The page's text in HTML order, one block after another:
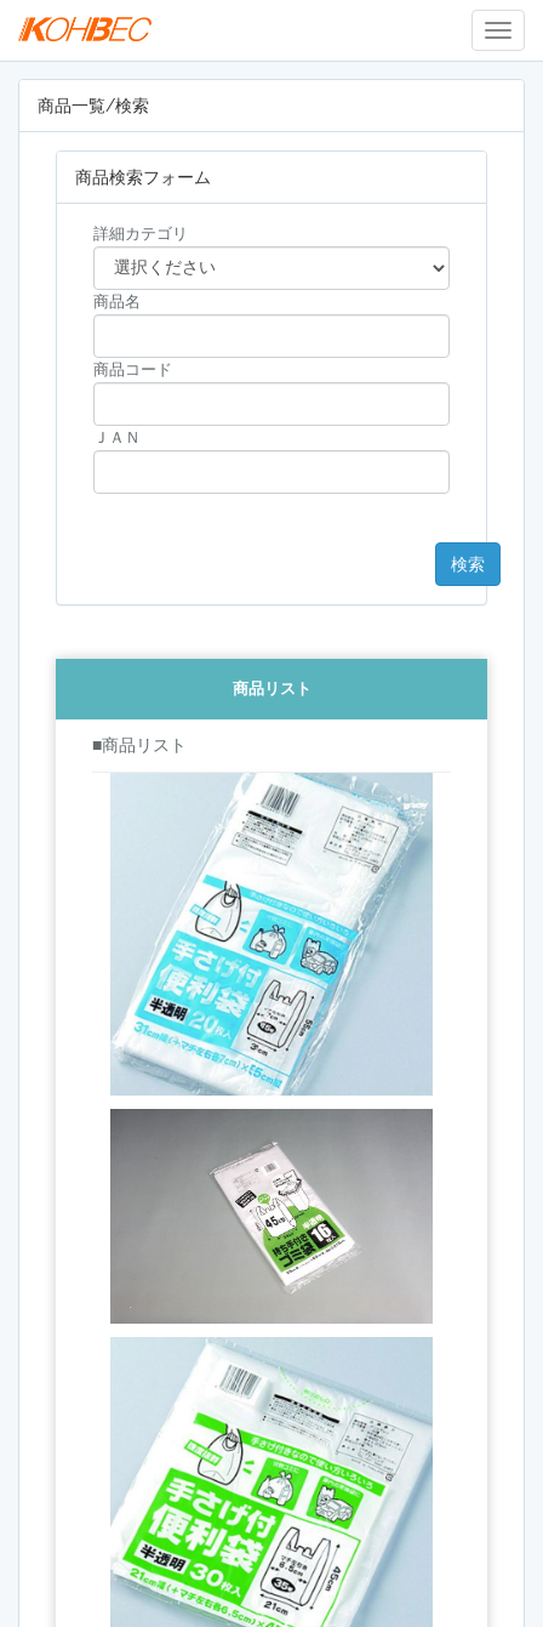
商品一覧/検索
商品検索フォーム
詳細カテゴリ
商品名
商品コード
ＪＡＮ
商品リスト
■商品リスト